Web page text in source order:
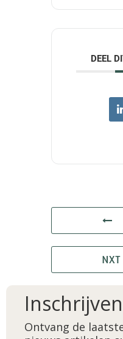
DEEL
Inschrijven
Ontvang de